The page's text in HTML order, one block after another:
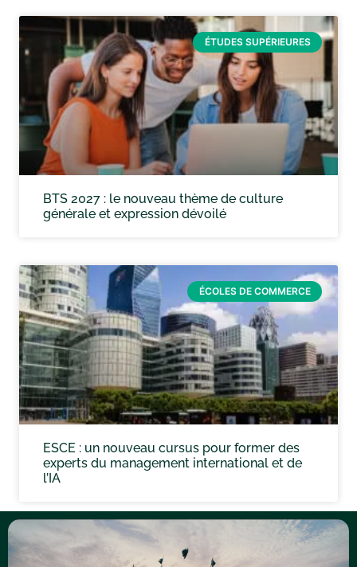
ÉTUDES SUPÉRIEURES
BTS 2027 : le nouveau thème de culture
générale et expression dévoilé
ÉCOLES DE COMMERCE
ESCE : un nouveau cursus pour former des
experts du management international et de
l’IA